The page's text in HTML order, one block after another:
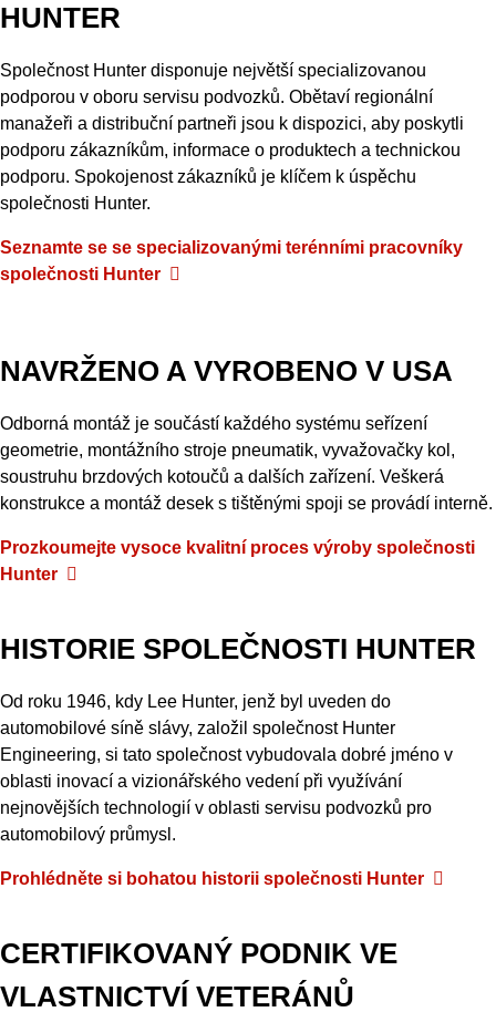
HUNTER
Společnost Hunter disponuje největší specializovanou
podporou v oboru servisu podvozků. Obětaví regionální
manažeři a distribuční partneři jsou k dispozici, aby poskytli
podporu zákazníkům, informace o produktech a technickou
podporu. Spokojenost zákazníků je klíčem k úspěchu
společnosti Hunter.
Seznamte se se specializovanými terénními pracovníky
společnosti Hunter
NAVRŽENO A VYROBENO V USA
Odborná montáž je součástí každého systému seřízení
geometrie, montážního stroje pneumatik, vyvažovačky kol,
soustruhu brzdových kotoučů a dalších zařízení. Veškerá
konstrukce a montáž desek s tištěnými spoji se provádí interně.
Prozkoumejte vysoce kvalitní proces výroby společnosti
Hunter
HISTORIE SPOLEČNOSTI HUNTER
Od roku 1946, kdy Lee Hunter, jenž byl uveden do
automobilové síně slávy, založil společnost Hunter
Engineering, si tato společnost vybudovala dobré jméno v
oblasti inovací a vizionářského vedení při využívání
nejnovějších technologií v oblasti servisu podvozků pro
automobilový průmysl.
Prohlédněte si bohatou historii společnosti Hunter
CERTIFIKOVANÝ PODNIK VE
VLASTNICTVÍ VETERÁNŮ